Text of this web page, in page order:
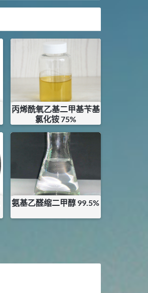
丙烯酰氧乙基二甲基苄基
氯化铵 75%
¥40
库存：0.3KG
氨基乙醛缩二甲醇 99.5%